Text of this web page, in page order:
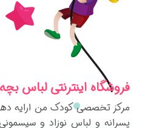
فروشگاه اینترنتی لباس
مرکز تخصصی کودک من ارایه
پسرانه و لباس نوزاد و